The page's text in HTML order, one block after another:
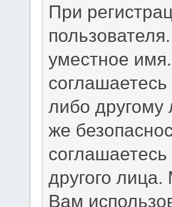
При
уместное
либо
же
другого
Вам